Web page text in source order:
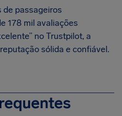
de passageiros
178 mil avaliações
no Trustpilot, a
sólida e confiável.